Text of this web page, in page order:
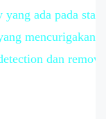
ada pada
mencurigakan.
dan